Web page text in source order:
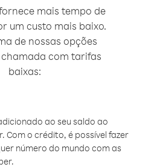
mais tempo de
um custo mais baixo.
de nossas opções
chamada com tarifas
baixas:
ao seu saldo ao
Com o crédito, é possível fazer
número do mundo com as